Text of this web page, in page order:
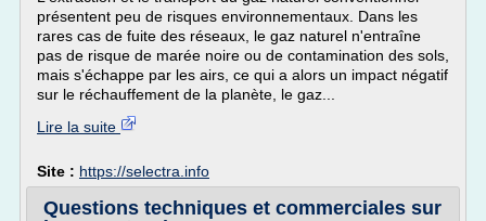
présentent peu de risques environnementaux. Dans les
rares cas de fuite des réseaux, le gaz naturel n'entraîne
pas de risque de marée noire ou de contamination des sols,
mais s'échappe par les airs, ce qui a alors un impact négatif
sur le réchauffement de la planète, le gaz...
Lire la suite
Site : https://selectra.info
Questions techniques et commerciales sur